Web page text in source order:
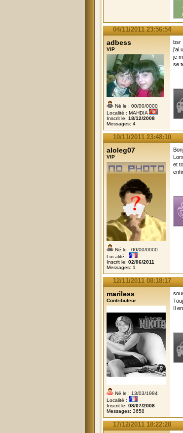
04/11/2011 23:56:54
adbess
VIP
Né le : 00/00/0000
Localité : MAHDIA
Inscrit le: 18/12/2008
Messages: 4
bsr ;
j'ai
je
se
10/11/2011 23:48:10
aloleg07
VIP
Né le : 00/00/0000
Localité :
Inscrit le: 02/06/2011
Messages: 1
et
12/11/2011 08:18:17
mariless
Contributeur
Né le : 13/03/1984
Localité :
Inscrit le: 08/07/2008
Messages: 3658
Il
17/12/2011 18:22:28